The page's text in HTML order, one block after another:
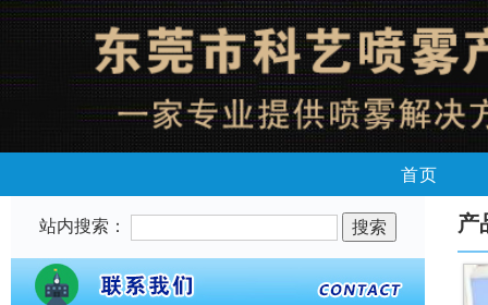
首页
站内搜索： 产